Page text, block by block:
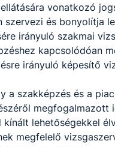
vonatkozó
szervezi és bonyolítja
irányuló szakmai
kapcsolódóan
irányuló képesítő
a szakképzés és a
megfogalmazott
kínált lehetőségekkel
megfelelő